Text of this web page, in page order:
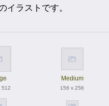
イラストです。
512
Medium
156 x 256